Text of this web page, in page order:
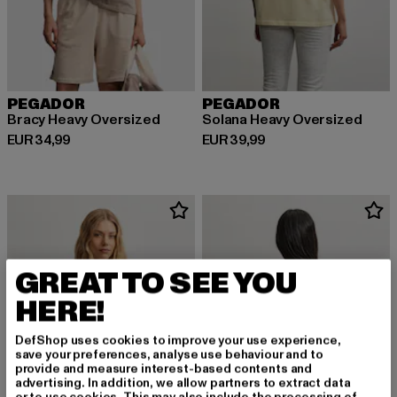
PEGADOR
Bracy Heavy Oversized
EUR 34,99
Derzeitiger Preis: EUR 34,99
PEGADOR
Solana Heavy Oversized
EUR 39,99
Derzeitiger Preis: EUR 39,99
GREAT TO SEE YOU
HERE!
DefShop uses cookies to improve your use experience,
save your preferences, analyse use behaviour and to
provide and measure interest-based contents and
advertising. In addition, we allow partners to extract data